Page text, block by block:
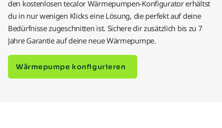
den kostenlosen tecalor Wärmepumpen-Konfigurator erhältst
du in nur wenigen Klicks eine Lösung, die perfekt auf deine
Bedürfnisse zugeschnitten ist. Sichere dir zusätzlich bis zu 7
Jahre Garantie auf deine neue Wärmepumpe.
Wärmepumpe konfigurieren